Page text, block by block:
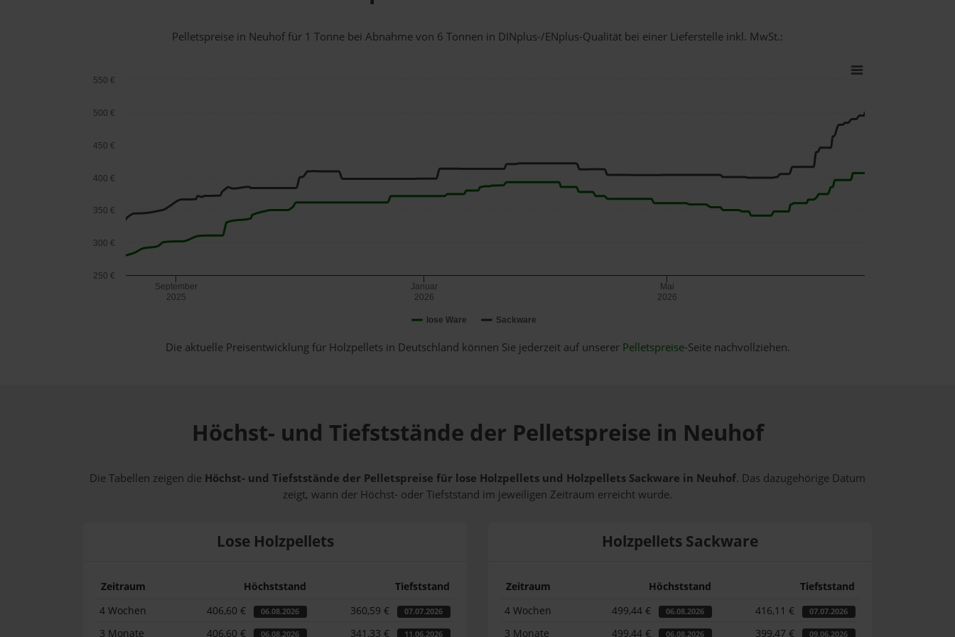
Pelletspreise in Neuhof für 1 Tonne bei Abnahmevon 6 Tonnen in DINplus-/ENplus-Qualität bei einer Lieferstelle inkl. MwSt.:
lose Ware Sackware
September
2025
Januar
2026
Mai
2026
250 €
300 €
350 €
400 €
450 €
500 €
550 €
Die aktuelle Preisentwicklung für Holzpellets in Deutschland können Sie jederzeit auf unserer Pelletspreise-Seite nachvollziehen.
Höchst- und Tiefststände der Pelletspreise in Neuhof
Die Tabellen zeigen die Höchst- und Tiefststände der Pelletspreise für lose Holzpellets und Holzpellets Sackware in Neuhof. Das dazugehörige Datum
zeigt, wann der Höchst- oder Tiefststand im jeweiligen Zeitraum erreicht wurde.
Lose Holzpellets
Zeitraum Höchststand
Tiefststand
4 Wochen
406,60 € 06.08.2026 360,59 € 07.07.2026
3 Monate 406,60 € 06.08.2026 341,33 € 11.06.2026
Holzpellets Sackware
Zeitraum Höchststand
Tiefststand
4 Wochen
499,44 € 06.08.2026 416,11 € 07.07.2026
3 Monate 499,44 € 06.08.2026 399,47 € 09.06.2026